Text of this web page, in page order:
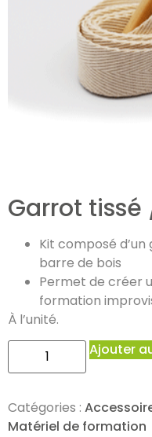
Garrot tissé
Kit composé
barre de bois
Permet de créer
formation
À l’unité.
Ajouter
Catégories :
Matériel de formation